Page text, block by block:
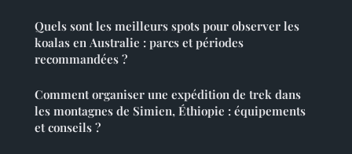
Quels sont les meilleurs spots pour observer les
koalas en Australie : parcs et périodes
recommandées ?
Comment organiser une expédition de trek dans
les montagnes de Simien, Éthiopie : équipements
et conseils ?